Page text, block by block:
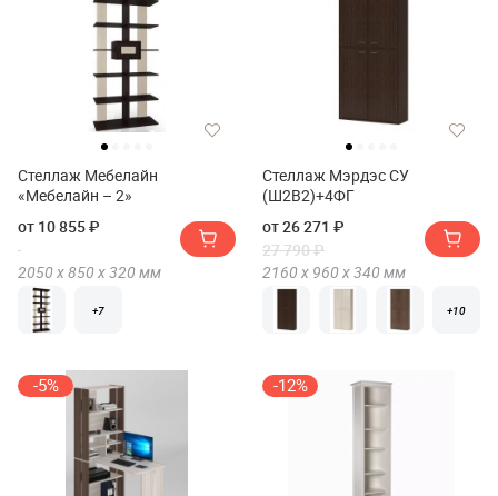
Стеллаж Мебелайн
«Мебелайн – 2»
от 10 855 ₽
2050 х850 х320 мм
+7
Стеллаж Мэрдэс СУ
(Ш2В2)+4ФГ
от 26 271 ₽
27 790 ₽
2160 х 960 х340 мм
+10
-5% -12%